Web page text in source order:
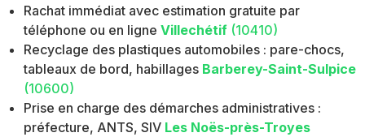
Rachat immédiat avec estimation gratuite par
téléphone ou en ligne Villechétif (10410)
Recyclage des plastiques automobiles : pare-chocs,
tableaux de bord, habillages Barberey-Saint-Sulpice
(10600)
Prise en charge des démarches administratives :
préfecture, ANTS, SIV Les Noës-près-Troyes